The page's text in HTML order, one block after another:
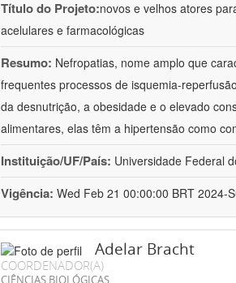
Título do Projeto:novos e velhos atores
acelulares e farmacológicas
Resumo: Nefropatias, nome amplo que
frequentes processos de isquemia-
da desnutrição, a obesidade e o elevado
alimentares, elas têm a hipertensão como
Instituição/UF/País: Universidade Federal
Vigência: Wed Feb 21 00:00:00 BRT 2024-
Adelar Bracht
COORDENADOR(A)
CIÊNCIAS BIOLÓGICAS